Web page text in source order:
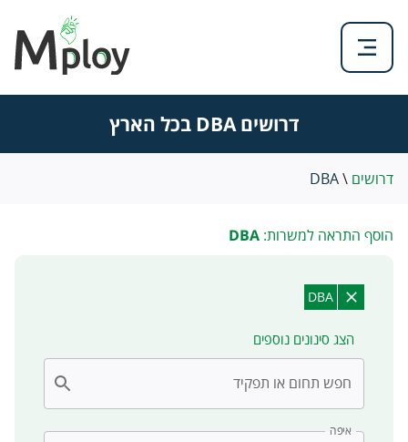
דרושים DBA בכל הארץ
דרושים \
DBA
הוסף התראה למשרות: DBA
DBA
הצג סינונים נוספים
חפש תחום או תפקיד
איפה